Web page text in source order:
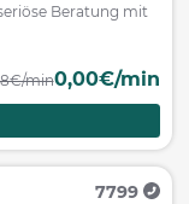
Beratung mit
min0,00€/min
7799